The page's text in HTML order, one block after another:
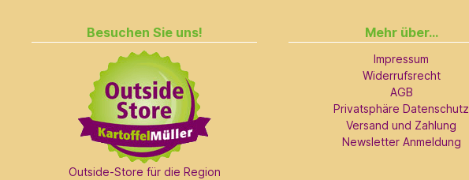
Mehr über...
Impressum
Widerrufsrecht
AGB
Privatsphäre Datenschutz
Versand und Zahlung
Newsletter Anmeldung
Besuchen Sie uns!
Outside-Store für die Region